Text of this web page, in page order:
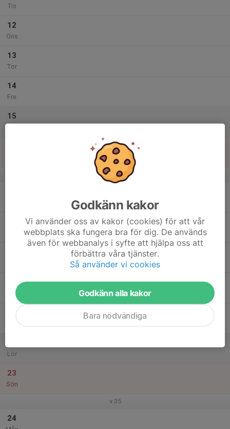
Tis
12
Ons
13
Tor
14
Fre
15
v.34
Tor
Lör
23
Sön
v.35
24
Godkänn kakor
Vi använder oss av kakor (cookies) för att vår
webbplats ska fungera bra för dig. De används
även för webbanalys i syfte att hjälpa oss att
förbättra våra tjänster.
Så använder vi cookies
Godkänn alla kakor
Bara nödvändiga